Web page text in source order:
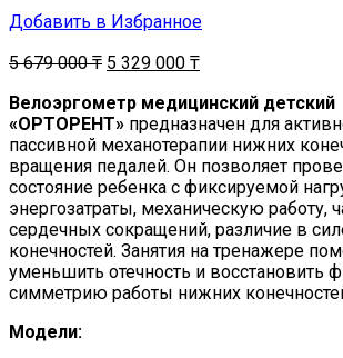
Добавить в Избранное
5 679 000₸ 5 329 000 ₸
Велоэргометр медицинский детский
«ОРТОРЕНТ» предназначен для
пассивной механотерапии нижних
вращения педалей. Он позволяет
состояние ребенка с фиксируемой
энергозатраты, механическую работу,
сердечных сокращений, различие в
конечностей. Занятия на тренажере
уменьшить отечность и восстановить
симметрию работы нижних
Модели: